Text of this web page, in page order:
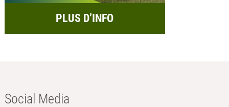
PLUS D’INFO
Social Media